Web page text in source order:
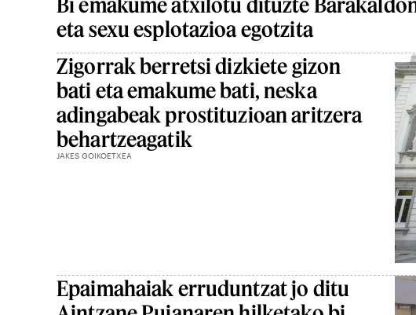
eta sexu esplotazioa egotzita
Zigorrak berretsi dizkiete gizon
bati eta emakume bati, neska
adingabeak prostituzioan aritzera
behartzeagatik
JAKES GOIKOETXEA
Epaimahaiak erruduntzat jo ditu